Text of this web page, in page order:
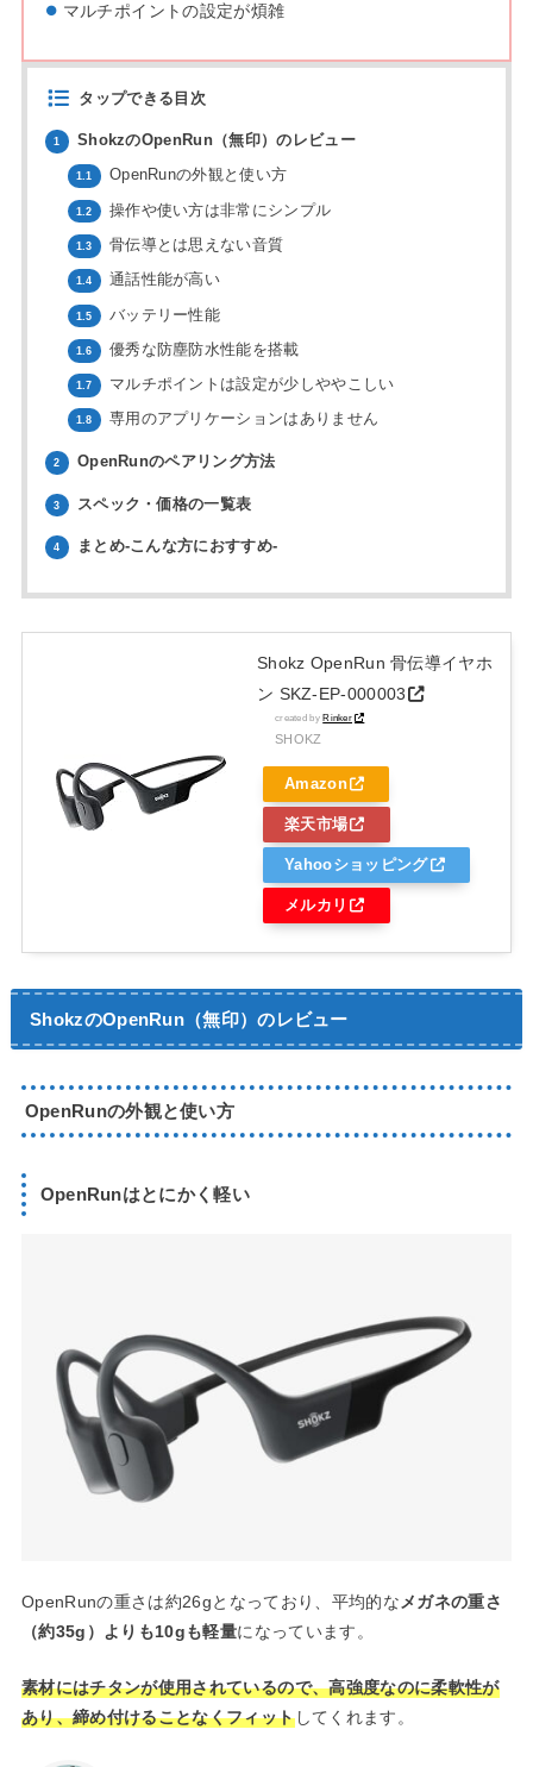
マルチポイントの設定が煩雑
タップできる目次
1 ShokzのOpenRun（無印）のレビュー
1.1 OpenRunの外観と使い方
1.2 操作や使い方は非常にシンプル
1.3 骨伝導とは思えない音質
1.4 通話性能が高い
1.5 バッテリー性能
1.6 優秀な防塵防水性能を搭載
1.7 マルチポイントは設定が少しややこしい
1.8 専用のアプリケーションはありません
2 OpenRunのペアリング方法
3 スペック・価格の一覧表
4 まとめ-こんな方におすすめ-
Shokz OpenRun 骨伝導イヤホ
ン SKZ-EP-000003
created byRinker
SHOKZ
Amazon
楽天市場
Yahooショッピング
メルカリ
ShokzのOpenRun（無印）のレビュー
OpenRunの外観と使い方
OpenRunはとにかく軽い
OpenRunの重さは約26gとなっており、平均的な メガネの重さ
（約35g）よりも10gも軽量になっています。
素材にはチタンが使用されているので、高強度なのに柔軟性が
あり、締め付けることなくフィットしてくれます。